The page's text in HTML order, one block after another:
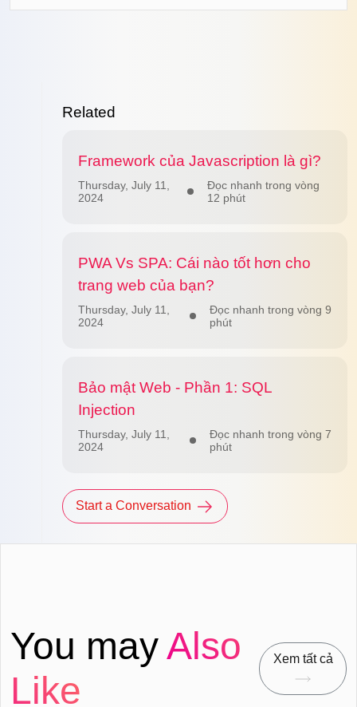
Related
Framework của Javascription là gì?
Thursday, July 11,
2024
Đọc nhanh trong vòng
12 phút
PWA Vs SPA: Cái nào tốt hơn cho
trang web của bạn?
Thursday, July 11,
2024
Đọc nhanh trong vòng 9
phút
Bảo mật Web - Phần 1: SQL
Injection
Thursday, July 11,
2024
Đọc nhanh trong vòng 7
phút
Start a Conversation
You mayAlso
Like
Xem tất cả